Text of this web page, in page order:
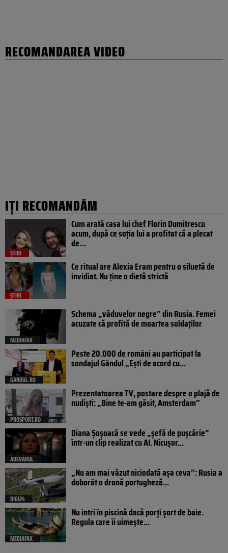
RECOMANDAREA VIDEO
IȚI RECOMANDĂM
ȘTIRI
Cum arată casa lui chef Florin Dumitrescu
acum, după ce soția lui a profitat că a plecat
de…
ȘTIRI
Ce ritual are Alexia Eram pentru o siluetă de
invidiat. Nu ține o dietă strictă
MEDIAFAX
Schema „văduvelor negre” din Rusia. Femei
acuzate că profită de moartea soldaților
GANDUL.RO
Peste 20.000 de români au participat la
sondajul Gândul „Ești de acord cu...
PROSPORT.RO
Prezentatoarea TV, postare despre o plajă de
nudiști: „Bine te-am găsit, Amsterdam”
ADEVARUL
Diana Șoșoacă se vede „șefă de pușcărie”
într-un clip realizat cu AI. Nicușor...
DIGI24
„Nu am mai văzut niciodată așa ceva”: Rusia a
doborât o dronă portugheză...
MEDIAFAX
Nu intri în piscină dacă porți șort de baie.
Regula care îi uimește...